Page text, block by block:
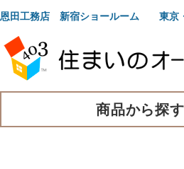
恩田工務店 新宿ショールーム 東京・
商品から探す